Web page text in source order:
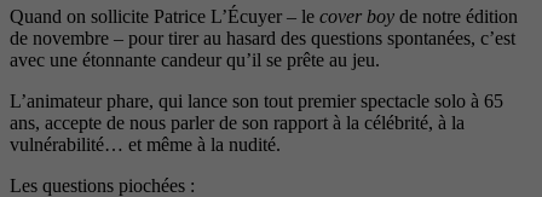
Quand on sollicite Patrice L’Écuyer – le cover boy de notre édition
de novembre – pour tirer au hasard des questions spontanées, c’est
avec une étonnante candeur qu’il se prête au jeu.
L’animateur phare, qui lance son tout premier spectacle solo à 65
ans, accepte de nous parler de son rapport à la célébrité, à la
vulnérabilité… et même à la nudité.
Les questions piochées :